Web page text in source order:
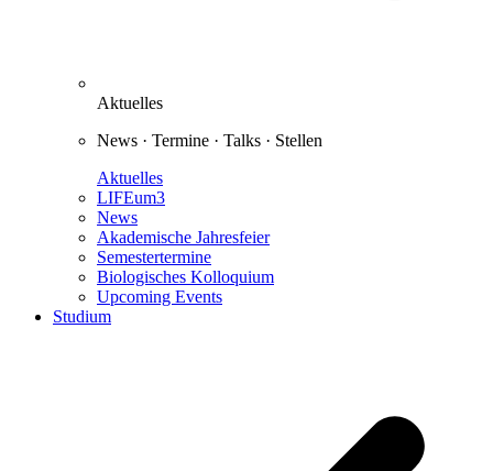
Aktuelles
News · Termine · Talks · Stellen
Aktuelles
LIFEum3
News
Akademische Jahresfeier
Semestertermine
Biologisches Kolloquium
Upcoming Events
Studium